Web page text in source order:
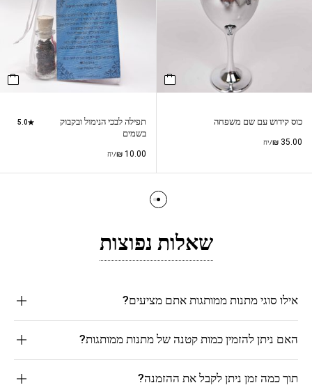
כוס קידוש עם שם משפחה
₪ 35.00 /יח
תפילה לבכי הנימול ובקבוק
בשמים
5.0
₪10.00 /יח
שאלות נפוצות
אילו סוגי מתנות ממותגות אתם מציעים?
האם ניתן להזמין כמות קטנה של מתנות ממותגות?
תוך כמה זמן ניתן לקבל את ההזמנה?